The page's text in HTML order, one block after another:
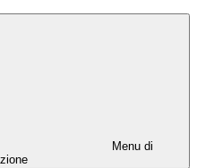
Menu di